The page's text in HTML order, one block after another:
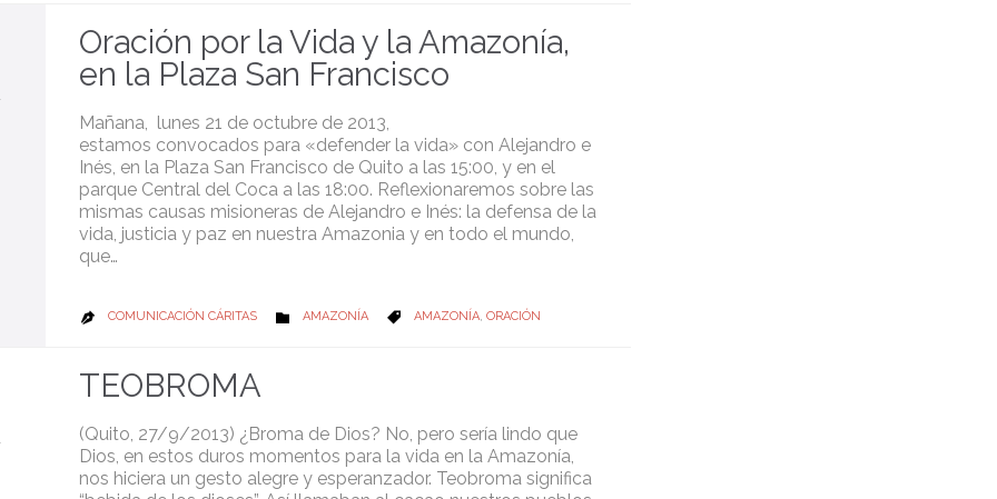
Oración por la Vida y la Amazonía,
en la Plaza San Francisco
Mañana, lunes 21 de octubre de 2013,
estamos convocados para «defender la vida» con Alejandro e
Inés, en la Plaza San Francisco de Quito a las 15:00, y en el
parque Central del Coca a las 18:00. Reflexionaremos sobre las
mismas causas misioneras de Alejandro e Inés: la defensa de la
vida, justicia y paz en nuestra Amazonia y en todo el mundo,
que…
 COMUNICACIÓN CÁRITAS  CATEGORY
AMAZONÍA  CATEGORY
AMAZONÍA, ORACIÓN
TEOBROMA
(Quito, 27/9/2013) ¿Broma de Dios? No, pero sería lindo que
Dios, en estos duros momentos para la vida en la Amazonía,
nos hiciera un gesto alegre y esperanzador. Teobroma significa